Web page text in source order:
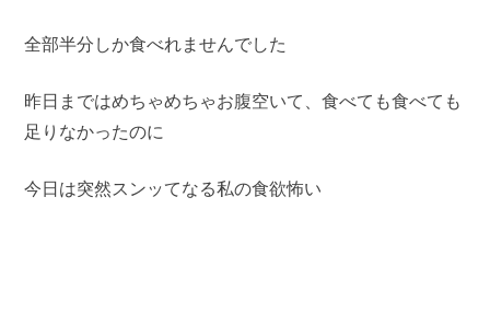
全部半分しか食べれませんでした
昨日まではめちゃめちゃお腹空いて、食べても食べても
足りなかったのに
今日は突然スンッてなる私の食欲怖い